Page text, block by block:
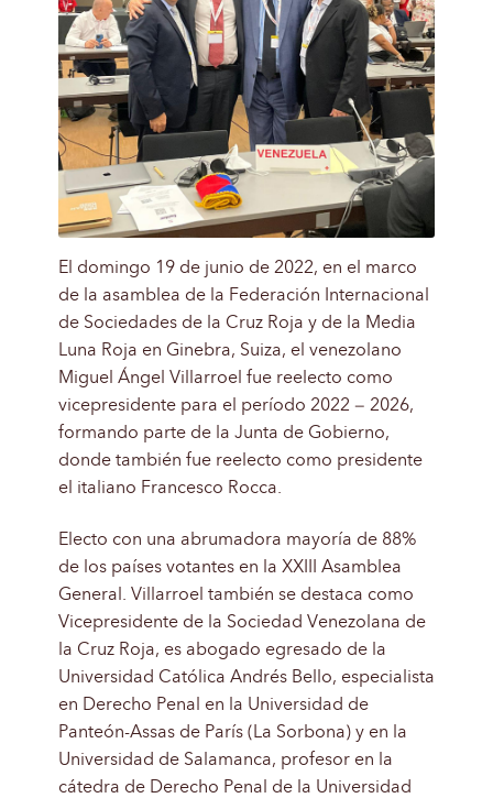
El domingo 19 de junio de 2022, en el marco
de la asamblea de la Federación Internacional
de Sociedades de la Cruz Roja y de la Media
Luna Roja en Ginebra, Suiza, el venezolano
Miguel Ángel Villarroel fue reelecto como
vicepresidente para el período 2022 – 2026,
formando parte de la Junta de Gobierno,
donde también fue reelecto como presidente
el italiano Francesco Rocca.
Electo con una abrumadora mayoría de 88%
de los países votantes en la XXIII Asamblea
General. Villarroel también se destaca como
Vicepresidente de la Sociedad Venezolana de
la Cruz Roja, es abogado egresado de la
Universidad Católica Andrés Bello, especialista
en Derecho Penal en la Universidad de
Panteón-Assas de París (La Sorbona) y en la
Universidad de Salamanca, profesor en la
cátedra de Derecho Penal de la Universidad